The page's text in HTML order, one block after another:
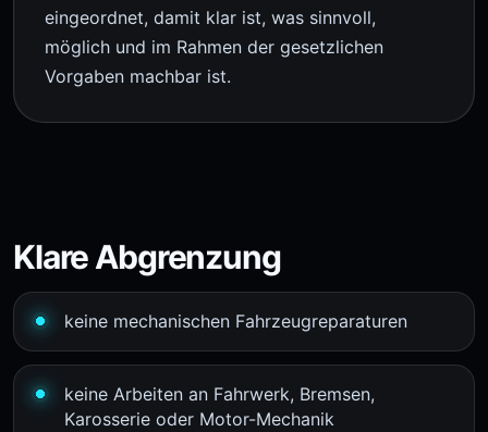
eingeordnet, damit klar ist, was sinnvoll,
möglich und im Rahmen der gesetzlichen
Vorgaben machbar ist.
Klare Abgrenzung
keine mechanischen Fahrzeugreparaturen
keine Arbeiten an Fahrwerk, Bremsen,
Karosserie oder Motor-Mechanik